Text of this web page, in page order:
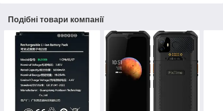
Подібні товари компанії